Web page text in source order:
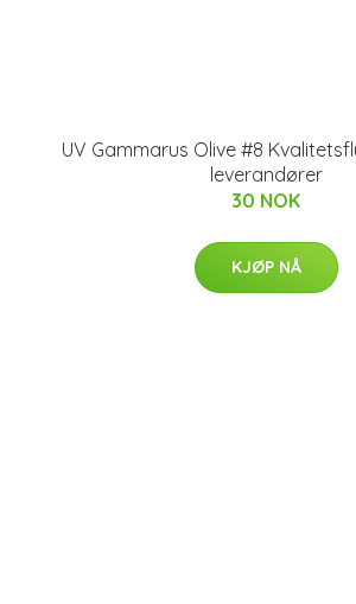
UV Gammarus Olive #8
leverandører
30 NOK
KJØP NÅ